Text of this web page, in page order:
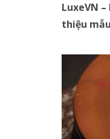
LuxeVN
thiệu